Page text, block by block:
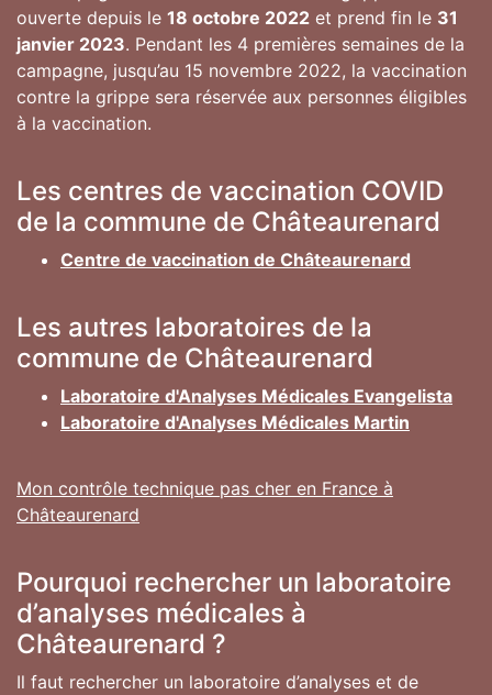
ouverte depuis le 18 octobre 2022 et prend fin le 31
janvier 2023. Pendant les 4 premières semaines de la
campagne, jusqu’au 15 novembre 2022, la vaccination
contre la grippe sera réservée aux personnes éligibles
à la vaccination.
Les centres de vaccination COVID
de la commune de Châteaurenard
Centre de vaccination de Châteaurenard
Les autres laboratoires de la
commune de Châteaurenard
Laboratoire d'Analyses Médicales Evangelista
Laboratoire d'Analyses Médicales Martin
Mon contrôle technique pas cher en France à
Châteaurenard
Pourquoi rechercher un laboratoire
d’analyses médicales à
Châteaurenard ?
Il faut rechercher un laboratoire d’analyses et de